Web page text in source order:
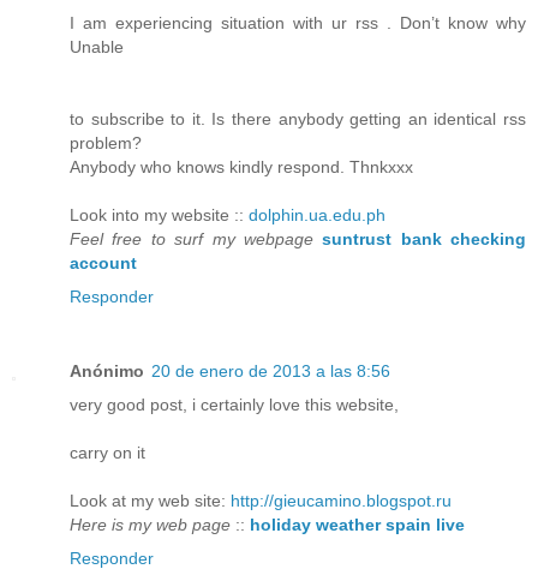
I am experiencing situation with ur rss . Don’t know why
Unable
to subscribe to it. Is there anybody getting an identical rss
problem?
Anybody who knows kindly respond. Thnkxxx
Look into my website :: dolphin.ua.edu.ph
Feel free to surf my webpage suntrust bank checking
account
Responder
Anónimo 20 de enero de 2013 a las 8:56
very good post, i certainly love this website,
carry on it
Look at my web site: http://gieucamino.blogspot.ru
Here is my web page :: holiday weather spain live
Responder